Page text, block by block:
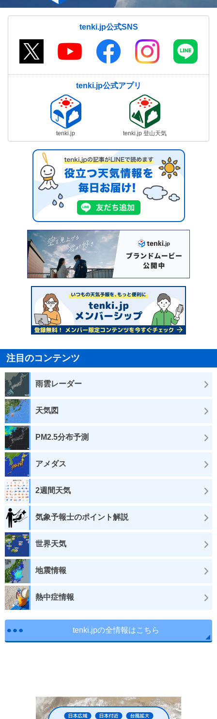
tenki.jp公式SNS
tenki.jp公式アプリ
tenki.jp tenki.jp 登山天気
注目のコンテンツ
雨雲レーダー
天気図
PM2.5分布予測
アメダス
2週間天気
気象予報士のポイント解説
世界天気
地震情報
熱中症情報
tenki.jpの全情報はこちら